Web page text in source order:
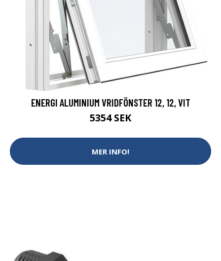
ENERGI ALUMINIUM VRIDFÖNSTER 12, 12, VIT
5354 SEK
MER INFO!